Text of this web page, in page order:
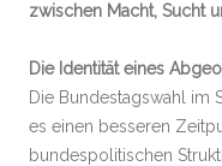
zwischen Macht, Sucht
Die Identität eines
Die Bundestagswahl im
es einen besseren
bundespolitischen